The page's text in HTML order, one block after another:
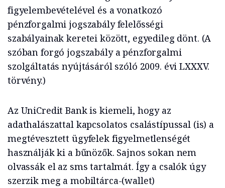
figyelembevételével és a vonatkozó
pénzforgalmi jogszabály felelősségi
szabályainak keretei között, egyedileg dönt. (A
szóban forgó jogszabály a pénzforgalmi
szolgáltatás nyújtásáról szóló 2009. évi LXXXV.
törvény.)
Az UniCredit Bank is kiemeli, hogy az
adathalászattal kapcsolatos csalástípussal (is) a
megtévesztett ügyfelek figyelmetlenségét
használják ki a bűnözők. Sajnos sokan nem
olvassák el az sms tartalmát. Így a csalók úgy
szerzik meg a mobiltárca-(wallet)